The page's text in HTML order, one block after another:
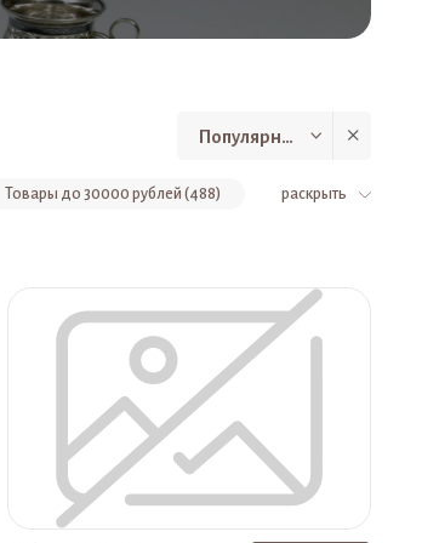
Популярные
раскрыть
Товары до 30000 рублей (488)
Столовые приборы (124)
(94) Графины (89)
черненого серебра (64)
Икорница из серебра (40)
Тарелки из серебра (30)